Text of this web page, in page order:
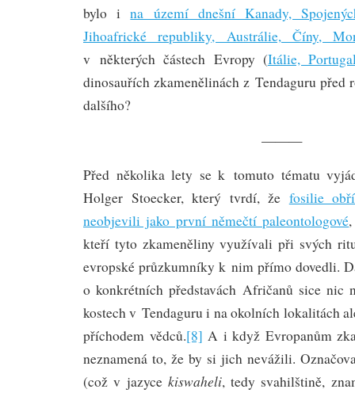
bylo ina území dnešní Kanady,
Jihoafrické republiky, Austrálie, Číny,
v některých částech Evropy (Itálie,
dinosauřích zkamenělinách z Tendaguru před
dalšího?
———
Před několika lety se k tomuto tématu
Holger Stoecker, který tvrdí, že fosilie
neobjevili jako první němečtí paleontologové
kteří tyto zkameněliny využívali při svých
evropské průzkumníky k nim přímo dovedli.
o konkrétních představách Afričanů sice nic
kostech v Tendaguru i na okolních lokalitách
příchodem vědců.[8] A i když Evropanům
neznamená to, že by si jich nevážili.
(což v jazyce kiswaheli, tedy svahilštině,